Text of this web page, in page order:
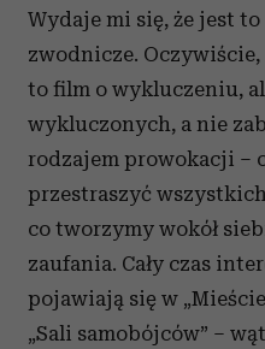
Wydaje mi się, że jest
zwodnicze.
to film o wykluczeniu,
wykluczonych, a nie
rodzajem prowokacji –
przestraszyć
co tworzymy wokół
zaufania. Cały czas
pojawiają się w
„Sali samobójców” –